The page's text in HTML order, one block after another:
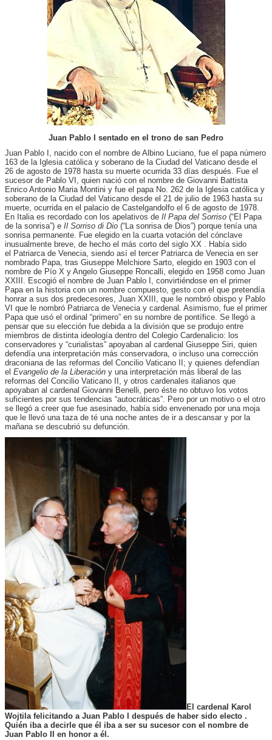
Juan Pablo I sentado en el trono de san Pedro
Juan Pablo I, nacido con el nombre de Albino Luciano, fue el papa número
163 de la Iglesia católica y soberano de la Ciudad del Vaticano desde el
26 de agosto de 1978 hasta su muerte ocurrida 33 días después. Fue el
sucesor de Pablo VI, quien nació con el nombre de Giovanni Battista
Enrico Antonio Maria Montini y fue el papa No. 262 de la Iglesia católica y
soberano de la Ciudad del Vaticano desde el 21 de julio de 1963 hasta su
muerte, ocurrida en el palacio de Castelgandolfo el 6 de agosto de 1978.
En Italia es recordado con los apelativos de Il Papa del Sorriso (“El Papa
de la sonrisa”) e Il Sorriso di Dio (“La sonrisa de Dios”) porque tenía una
sonrisa permanente. Fue elegido en la cuarta votación del cónclave
inusualmente breve, de hecho el más corto del siglo XX . Había sido
el Patriarca de Venecia, siendo así el tercer Patriarca de Venecia en ser
nombrado Papa, tras Giuseppe Melchiore Sarto, elegido en 1903 con el
nombre de Pío X y Angelo Giuseppe Roncalli, elegido en 1958 como Juan
XXIII. Escogió el nombre de Juan Pablo I, convirtiéndose en el primer
Papa en la historia con un nombre compuesto, gesto con el que pretendía
honrar a sus dos predecesores, Juan XXIII, que le nombró obispo y Pablo
VI que le nombró Patriarca de Venecia y cardenal. Asimismo, fue el primer
Papa que usó el ordinal “primero” en su nombre de pontífice. Se llegó a
pensar que su elección fue debida a la división que se produjo entre
miembros de distinta ideología dentro del Colegio Cardenalicio: los
conservadores y “curialistas” apoyaban al cardenal Giuseppe Siri, quien
defendía una interpretación más conservadora, o incluso una corrección
draconiana de las reformas del Concilio Vaticano II; y quienes defendían
el Evangelio de la Liberación y una interpretación más liberal de las
reformas del Concilio Vaticano II, y otros cardenales italianos que
apoyaban al cardenal Giovanni Benelli, pero éste no obtuvo los votos
suficientes por sus tendencias “autocráticas”. Pero por un motivo o el otro
se llegó a creer que fue asesinado, había sido envenenado por una moja
que le llevó una taza de té una noche antes de ir a descansar y por la
mañana se descubrió su defunción.
El cardenal Karol
Wojtila felicitando a Juan Pablo I después de haber sido electo .
Quién iba a decirle que él iba a ser su sucesor con el nombre de
Juan Pablo II en honor a él.